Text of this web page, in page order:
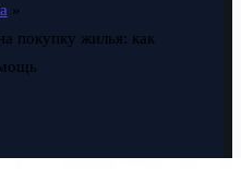
покупку жилья: как